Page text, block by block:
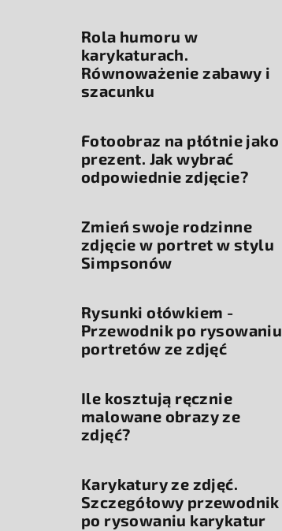
Rola humoru w
karykaturach.
Równoważenie zabawy i
szacunku
Fotoobraz na płótnie jako
prezent. Jak wybrać
odpowiednie zdjęcie?
Zmień swoje rodzinne
zdjęcie w portret w stylu
Simpsonów
Rysunki ołówkiem -
Przewodnik po rysowaniu
portretów ze zdjęć
Ile kosztują ręcznie
malowane obrazy ze
zdjęć?
Karykatury ze zdjęć.
Szczegółowy przewodnik
po rysowaniu karykatur